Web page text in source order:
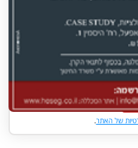
למייל
של האתר.